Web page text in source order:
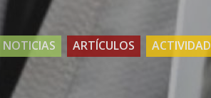
NOTICIAS ARTÍCULOS